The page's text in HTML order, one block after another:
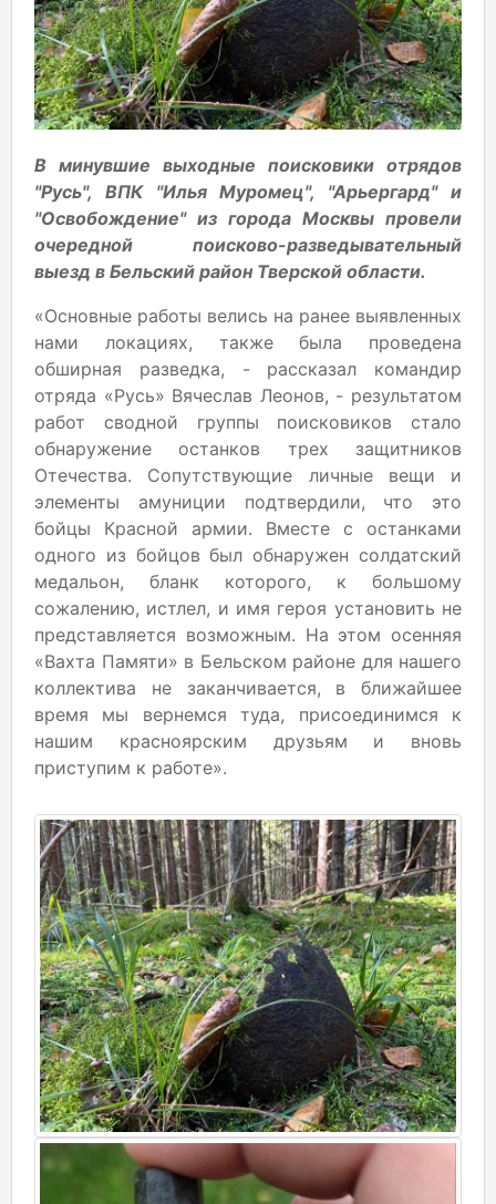
В минувшие выходные поисковики отрядов
"Русь", ВПК "Илья Муромец", "Арьергард" и
"Освобождение" из города Москвы провели
очередной поисково-разведывательный
выезд в Бельский район Тверской области.
«Основные работы велись на ранее выявленных
нами локациях, также была проведена
обширная разведка, - рассказал командир
отряда «Русь» Вячеслав Леонов, - результатом
работ сводной группы поисковиков стало
обнаружение останков трех защитников
Отечества. Сопутствующие личные вещи и
элементы амуниции подтвердили, что это
бойцы Красной армии. Вместе с останками
одного из бойцов был обнаружен солдатский
медальон, бланк которого, к большому
сожалению, истлел, и имя героя установить не
представляется возможным. На этом осенняя
«Вахта Памяти» в Бельском районе для нашего
коллектива не заканчивается, в ближайшее
время мы вернемся туда, присоединимся к
нашим красноярским друзьям и вновь
приступим к работе».